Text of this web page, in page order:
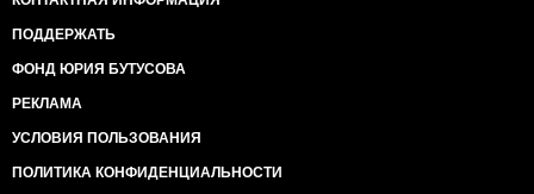
ПОДДЕРЖАТЬ
ФОНД ЮРИЯ БУТУСОВА
РЕКЛАМА
УСЛОВИЯ ПОЛЬЗОВАНИЯ
ПОЛИТИКА КОНФИДЕНЦИАЛЬНОСТИ